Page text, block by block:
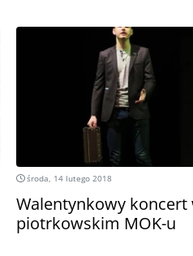
środa, 14 lutego 2018
Walentynkowy koncert
piotrkowskim MOK-u